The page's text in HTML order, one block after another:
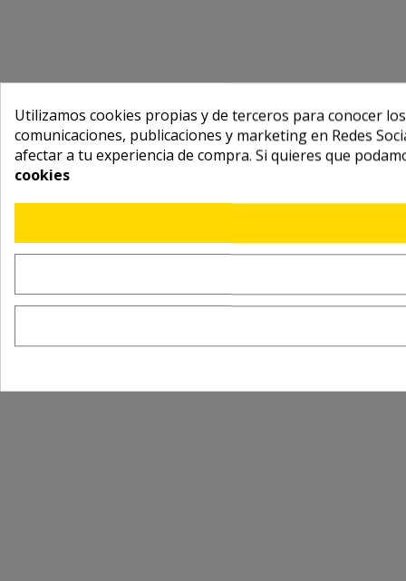
Utilizamos cookies propias y de terceros para conocer
comunicaciones, publicaciones y marketing en Redes
afectar a tu experiencia de compra. Si quieres que
cookies